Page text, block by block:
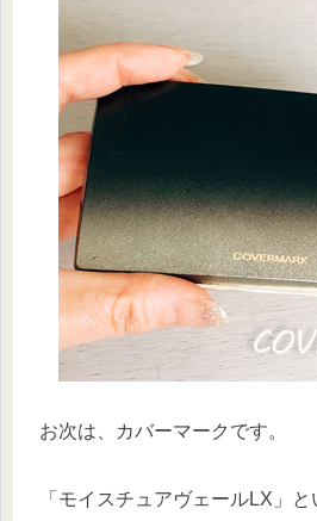
お次は、カバーマークです。
「モイスチュアヴェールLX」